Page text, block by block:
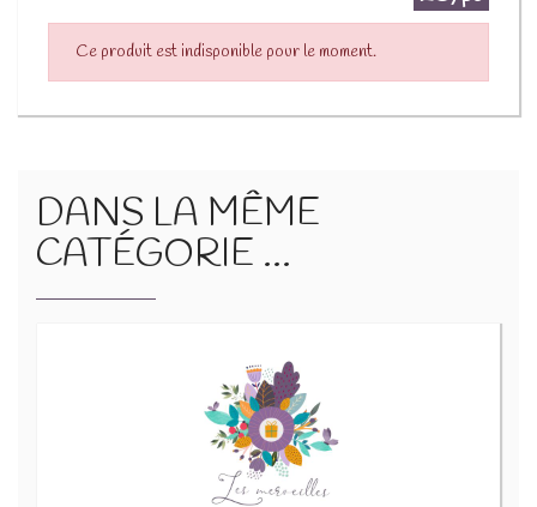
Ce produit est indisponible pour le moment.
DANS LA MÊME
CATÉGORIE ...